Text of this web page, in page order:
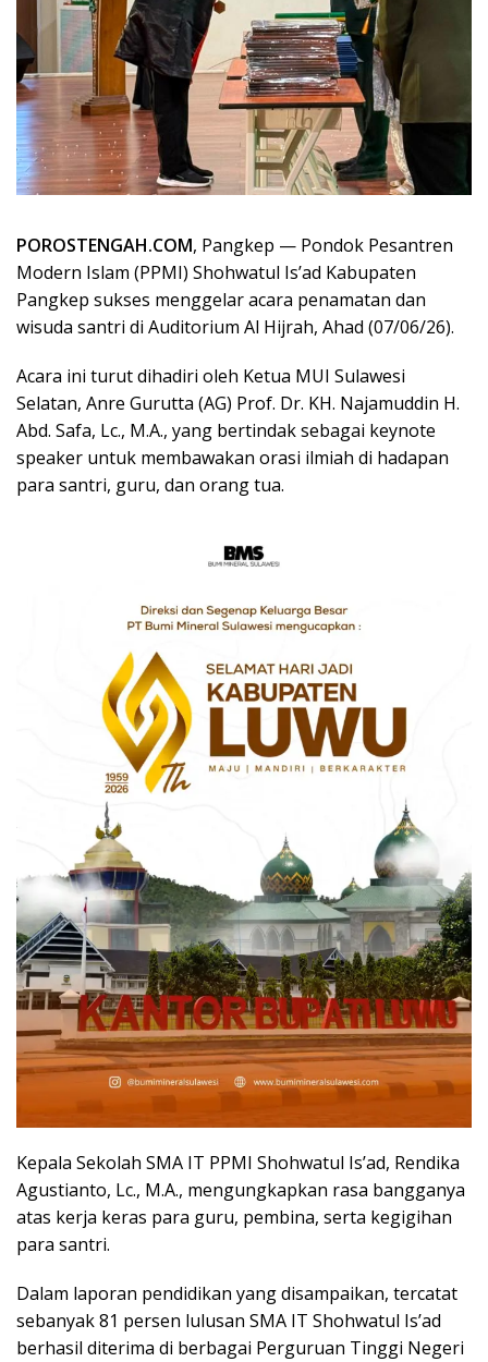
POROSTENGAH.COM, Pangkep — Pondok Pesantren
Modern Islam (PPMI) Shohwatul Is’ad Kabupaten
Pangkep sukses menggelar acara penamatan dan
wisuda santri di Auditorium Al Hijrah, Ahad (07/06/26).
​Acara ini turut dihadiri oleh Ketua MUI Sulawesi
Selatan, Anre Gurutta (AG) Prof. Dr. KH. Najamuddin H.
Abd. Safa, Lc., M.A., yang bertindak sebagai keynote
speaker untuk membawakan orasi ilmiah di hadapan
para santri, guru, dan orang tua.
​Kepala Sekolah SMA IT PPMI Shohwatul Is’ad, Rendika
Agustianto, Lc., M.A., mengungkapkan rasa bangganya
atas kerja keras para guru, pembina, serta kegigihan
para santri.
Dalam laporan pendidikan yang disampaikan, tercatat
sebanyak 81 persen lulusan SMA IT Shohwatul Is’ad
berhasil diterima di berbagai Perguruan Tinggi Negeri